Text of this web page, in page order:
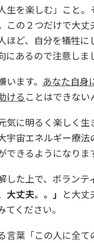
生を楽しむ」こと。
この２つだけで大丈
ほど、自分を犠牲に
にあるので注意しま
ます。 あなた自身
ける ことはできない
気に明るく楽しく生
宇宙エネルギー療法
できるようになりま
した上で、ボランテ
大丈夫。。」 と大丈
ください。
言葉「この人に全て